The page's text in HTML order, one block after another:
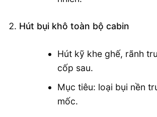
Hút bụi khô toàn bộ cabin
Hút kỹ khe ghế, rãnh
cốp sau.
Mục tiêu: loại bụi nền
mốc.